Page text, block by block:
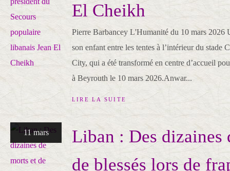
El Cheikh
Pierre Barbancey L'Humanité du 10 mars 2026
son enfant entre les tentes à l’intérieur du stade
City, qui a été transformé en centre d’accueil
à Beyrouth le 10 mars 2026.Anwar...
LIRE LA SUITE
11 mars
Liban : Des dizaines
de blessés lors de